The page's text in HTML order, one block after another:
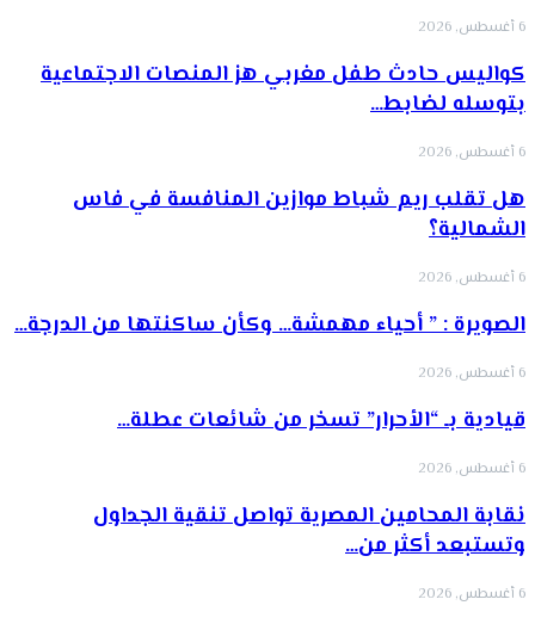
6 أغسطس, 2026
كواليس حادث طفل مغربي هز المنصات الاجتماعية
بتوسله لضابط…
6 أغسطس, 2026
هل تقلب ريم شباط موازين المنافسة في فاس
الشمالية؟
6 أغسطس, 2026
الصويرة : ” أحياء مهمشة… وكأن ساكنتها من الدرجة…
6 أغسطس, 2026
قيادية بـ “الأحرار” تسخر من شائعات عطلة…
6 أغسطس, 2026
نقابة المحامين المصرية تواصل تنقية الجداول
وتستبعد أكثر من…
6 أغسطس, 2026